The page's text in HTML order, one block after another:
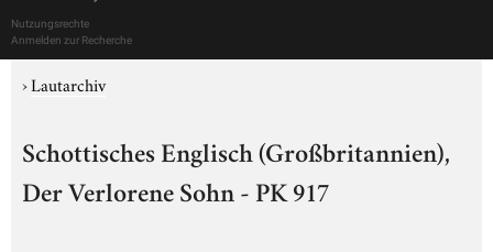
Nutzungsrechte
Anmelden zur Recherche
›Lautarchiv
Schottisches Englisch (Großbritannien),
Der Verlorene Sohn - PK 917